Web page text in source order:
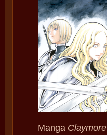
Manga Claymore